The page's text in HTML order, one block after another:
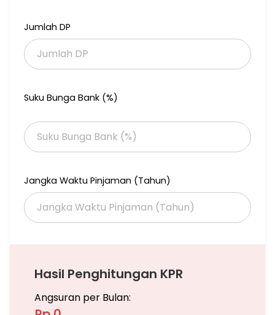
Jumlah DP
Suku Bunga Bank (%)
Jangka Waktu Pinjaman (Tahun)
Hasil Penghitungan KPR
Angsuran per Bulan: